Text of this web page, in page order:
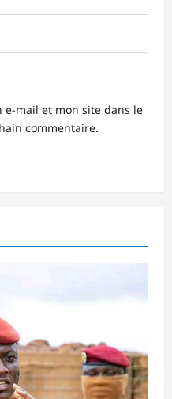
mail et mon site dans le
commentaire.